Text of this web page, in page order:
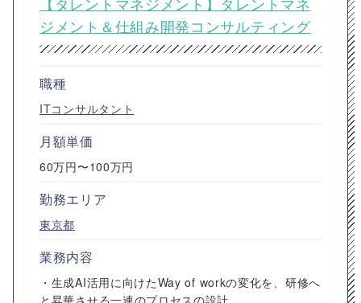
ジメント＆仕組み開発コンサルティング
職種
ITコンサルタント
月額単価
60万円〜100万円
勤務エリア
東京都
業務内容
・生成AI活用に向けたWay of workの変化を、研修へ
と昇華させる一連のプロセスの設計